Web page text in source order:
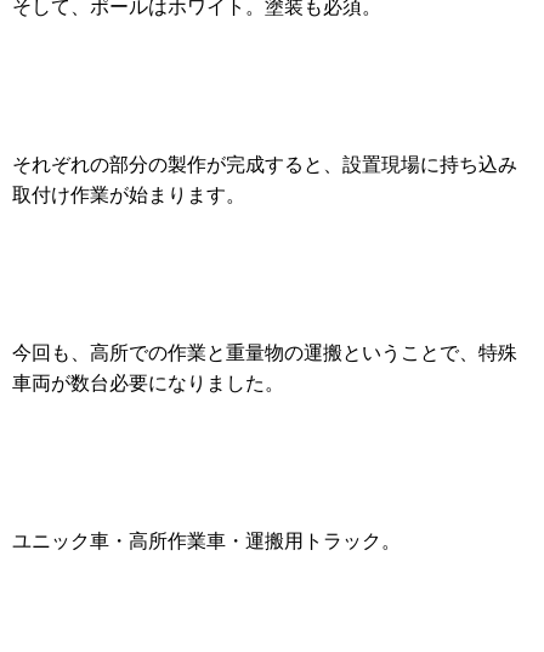
そして、ポールはホワイト。塗装も必須。
それぞれの部分の製作が完成すると、設置現場に持ち込み
取付け作業が始まります。
今回も、高所での作業と重量物の運搬ということで、特殊
車両が数台必要になりました。
ユニック車・高所作業車・運搬用トラック。